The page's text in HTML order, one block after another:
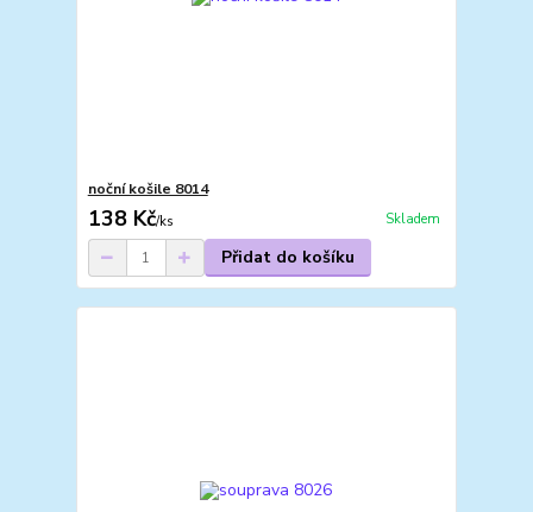
noční košile 8014
138 Kč/ks Skladem
Přidat do košíku